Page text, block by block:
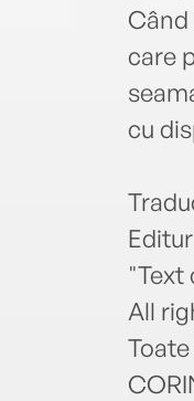
care
cu
"Text
All